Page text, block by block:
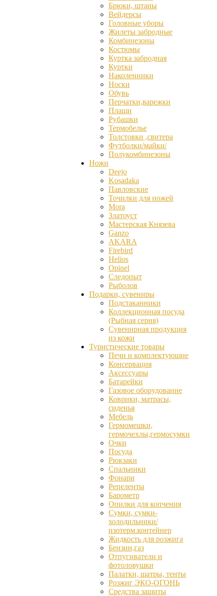
Брюки, штаны
Вейдерсы
Головные уборы
Жилеты забродные
Комбинезоны
Костюмы
Куртка забродная
Куртки
Наколенники
Носки
Обувь
Перчатки,варежки
Плащи
Рубашки
Термобелье
Толстовки ,свитера
Футболки/майки/
Полукомбинезоны
Ножи
Deejo
Kosadaka
Павловские
Точилки для ножей
Mora
Златоуст
Мастерская Князева
Ganzо
AKARA
Firebird
Helios
Opinel
Следопыт
Рыболов
Подарки, сувениры
Подстаканники
Коллекционная посуда
(Рыбная серия)
Сувенирная продукция
из кожи
Туристические товары
Печи и комплектующие
Консервация
Аксессуары
Батарейки
Газовое оборудование
Коврики, матрасы,
сиденья
Мебель
Гермомешки,
гермочехлы,гермосумки
Очки
Посуда
Рюкзаки
Спальники
Фонари
Репеленты
Барометр
Опилки для копчения
Сумки, сумки-
холодильники/
изотерм.контейнер
Жидкость для розжига
Бензин,газ
Отпугиватели и
фотоловушки
Палатки, шатры, тенты
Розжиг ЭКО-ОГОНЬ
Средства защиты